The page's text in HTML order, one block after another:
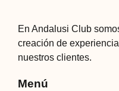
En Andalusi Club
creación de
nuestros clientes.
Menú